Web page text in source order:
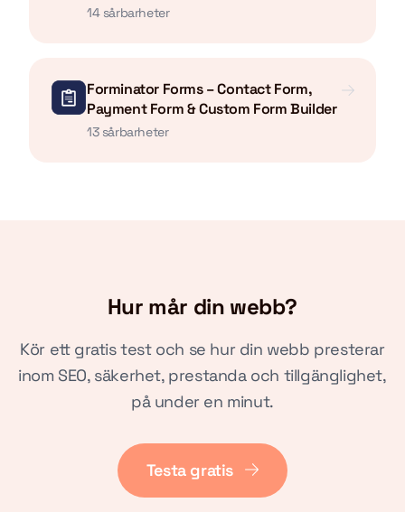
14 sårbarheter
Forminator Forms – Contact Form,
Payment Form & Custom Form Builder
13 sårbarheter
Hur mår din webb?
Kör ett gratis test och se hur din webb presterar
inom SEO, säkerhet, prestanda och tillgänglighet,
på under en minut.
Testa gratis